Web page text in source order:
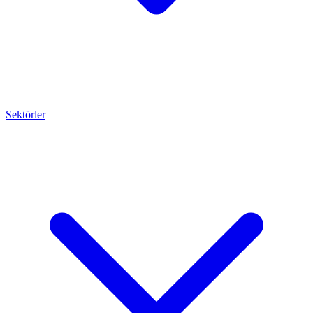
Sektörler